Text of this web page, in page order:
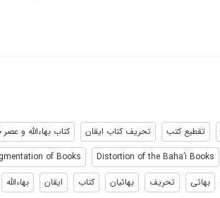
تقطیع کتب تحریف کتاب ایقان کتاب بهاءالله و
Distortion of the Baha’i Books
of Books
بهائی تحریف بهائیان کتاب ایقان بهاءالله